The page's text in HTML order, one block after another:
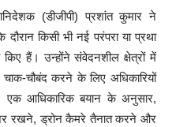
(डीजीपी) प्रशांत कुमार ने
किसी भी नई परंपरा या प्रथा
हैं। उन्होंने संवेदनशील क्षेत्रों में
चौबंद करने के लिए अधिकारियों
आधिकारिक बयान के अनुसार,
रखने, ड्रोन कैमरे तैनात करने और